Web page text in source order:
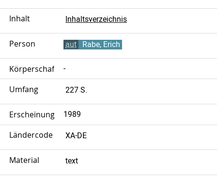
Inhalt Inhaltsverzeichnis
Person aut Rabe, Erich
Körperschaft -
Umfang 227 S.
Erscheinungsjahr
1989
Ländercode XA-DE
Material text